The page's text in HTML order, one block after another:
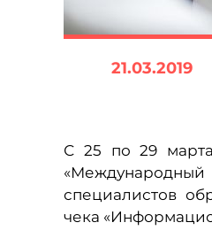
21.03.2019
С 25 по 29 марта
«Международный
специалистов
чека